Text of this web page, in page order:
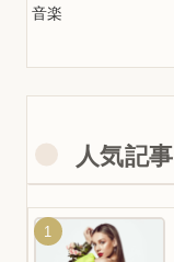
音楽
人気記事